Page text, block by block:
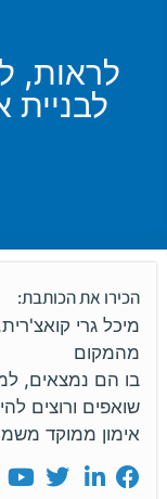
לבניית
הכירו את הכותבת:
מיכל גרי
מהמקום
בו הם נמצאים,
שואפים ורוצים
אימון ממוקד